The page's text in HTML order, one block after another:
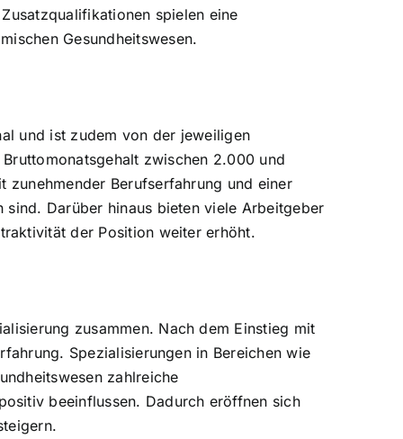
spielen eine
Gesundheitswesen.
und ist zudem von der jeweiligen
zwischen 2.000 und
Berufserfahrung und einer
Darüber hinaus bieten viele Arbeitgeber
der Position weiter erhöht.
zusammen. Nach dem Einstieg mit
Spezialisierungen in Bereichen wie
zahlreiche
beeinflussen. Dadurch eröffnen sich